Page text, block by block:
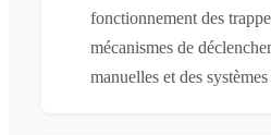
fonctionnement des
mécanismes de
manuelles et des